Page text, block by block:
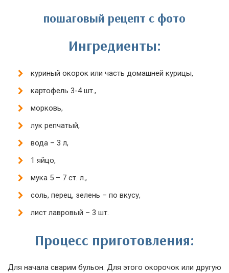
пошаговый рецепт с фото
Ингредиенты:
куриный окорок или часть домашней курицы,
картофель 3-4 шт.,
морковь,
лук репчатый,
вода – 3 л,
1 яйцо,
мука 5 – 7 ст. л.,
соль, перец, зелень – по вкусу,
лист лавровый – 3 шт.
Процесс приготовления:
Для начала сварим бульон. Для этого окорочок или другую